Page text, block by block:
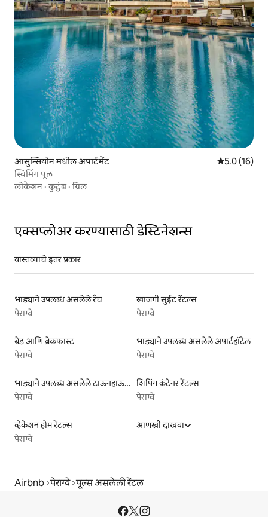
आसुन्सियोन मधील अपार्टमेंट 5 पैकी 5.0
5.0 (16)
स्विमिंग पूल
लोकेशन ·कुटुंब·ग्रिल
एक्सप्लोअर करण्यासाठी डेस्टिनेशन्स
वास्तव्याचे इतर प्रकार
भाड्याने उपलब्ध असलेले रँच
पेराग्वे
खाजगी सुईट रेंटल्स
पेराग्वे
बेड आणि ब्रेकफास्ट
पेराग्वे
भाड्याने उपलब्ध असलेले अपार्टहॉटेल
पेराग्वे
भाड्याने उपलब्ध असलेले टाऊनहाऊस
पेराग्वे
शिपिंग कंटेनर रेंटल्स
पेराग्वे
व्हेकेशन होम रेंटल्स
पेराग्वे
आणखी दाखवा
Airbnb पेराग्वे पूल्स असलेली रेंटल